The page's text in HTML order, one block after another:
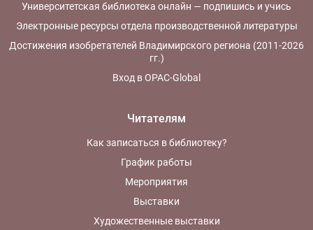
Университетская библиотека онлайн — подпишись и учись
Электронные ресурсы отдела производственной литературы
Достижения изобретателей Владимирского региона (2011-2026
гг.)
Вход в OPAC-Global
Читателям
Как записаться в библиотеку?
График работы
Мероприятия
Выставки
Художественные выставки